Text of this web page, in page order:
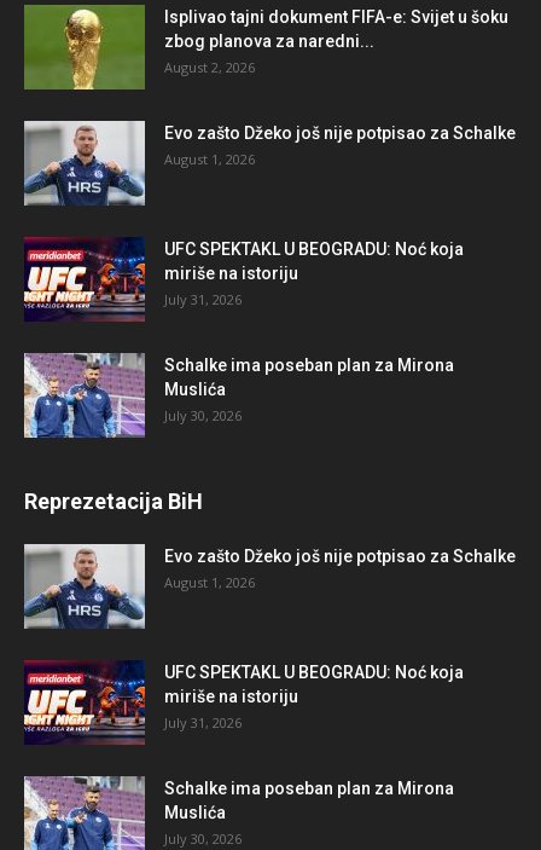
Isplivao tajni dokument FIFA-e: Svijet u šoku
zbog planova za naredni...
August 2, 2026
Evo zašto Džeko još nije potpisao za Schalke
August 1, 2026
UFC SPEKTAKL U BEOGRADU: Noć koja
miriše na istoriju
July 31, 2026
Schalke ima poseban plan za Mirona
Muslića
July 30, 2026
Reprezetacija BiH
Evo zašto Džeko još nije potpisao za Schalke
August 1, 2026
UFC SPEKTAKL U BEOGRADU: Noć koja
miriše na istoriju
July 31, 2026
Schalke ima poseban plan za Mirona
Muslića
July 30, 2026